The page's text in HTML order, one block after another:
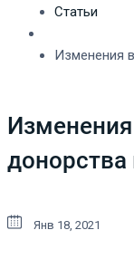
Статьи
Изменения
донорства
Янв 18, 2021